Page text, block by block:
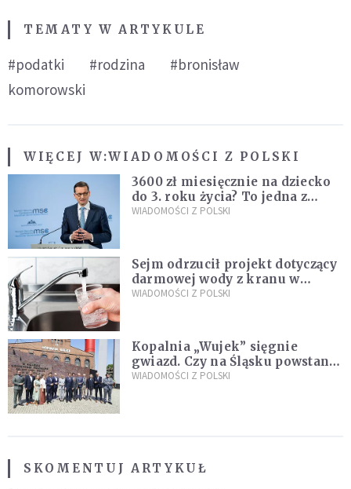
TEMATY W ARTYKULE
#podatki #rodzina
#bronisław
komorowski
WIĘCEJ W:WIADOMOŚCI Z POLSKI
3600 zł miesięcznie na dziecko
do 3. roku życia? To jedna z
propozycji programu "Rozwój
WIADOMOŚCI Z POLSKI
Sejm odrzucił projekt dotyczący
darmowej wody z kranu w
restauracjach
WIADOMOŚCI Z POLSKI
Kopalnia „Wujek” sięgnie
gwiazd. Czy na Śląsku powstanie
„Dolina Krzemowa”?
WIADOMOŚCI Z POLSKI
SKOMENTUJ ARTYKUŁ